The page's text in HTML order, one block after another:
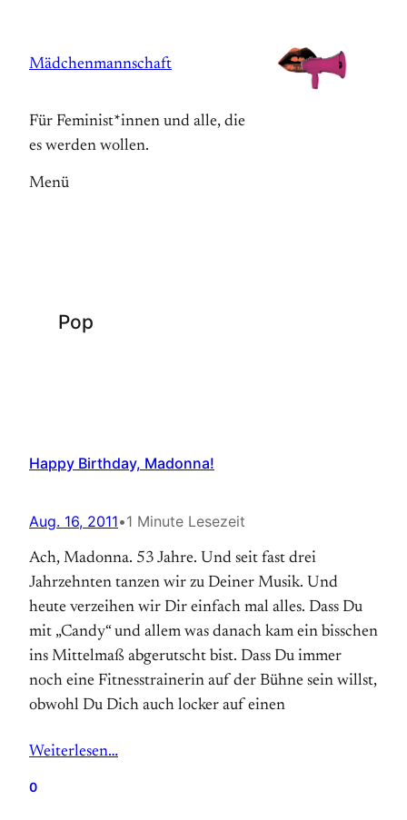
springen
Mädchenmannschaft
Für Feminist*innen und alle, die
es werden wollen.
Menü
Pop
Happy Birthday, Madonna!
Aug. 16, 2011•1 Minute Lesezeit
Ach, Madonna. 53 Jahre. Und seit fast drei
Jahrzehnten tanzen wir zu Deiner Musik. Und
heute verzeihen wir Dir einfach mal alles. Dass Du
mit „Candy“ und allem was danach kam ein bisschen
ins Mittelmaß abgerutscht bist. Dass Du immer
noch eine Fitnesstrainerin auf der Bühne sein willst,
obwohl Du Dich auch locker auf einen
Weiterlesen…
0